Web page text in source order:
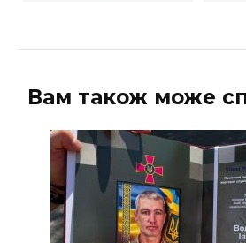
Вам також може